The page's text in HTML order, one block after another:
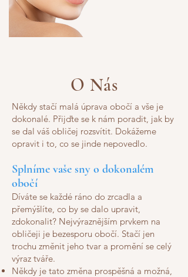
O Nás
Někdy stačí malá úprava obočí a vše je
dokonalé. Přijďte se k nám poradit, jak by
se dal váš obličej rozsvítit. Dokážeme
opravit i to, co se jinde nepovedlo.
Splníme vaše sny o dokonalém
obočí
Díváte se každé ráno do zrcadla a
přemýšlíte, co by se dalo upravit,
zdokonalit? Nejvýraznějším prvkem na
obličeji je bezesporu obočí. Stačí jen
trochu změnit jeho tvar a promění se celý
výraz tváře.
Někdy je tato změna prospěšná a možná,